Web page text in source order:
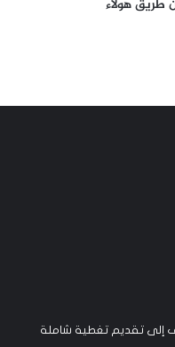
طريق هولاء
تقديم تغطية شاملة